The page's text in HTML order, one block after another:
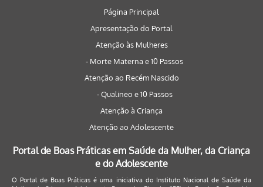
Página Principal
Apresentação do Portal
Atenção às Mulheres
- Morte Materna e 10 Passos
Atenção ao Recém Nascido
- Qualineo e 10 Passos
Atenção à Criança
Atenção ao Adolescente
Portal de Boas Práticas em Saúde da Mulher, da Criança
e do Adolescente
O Portal de Boas Práticas é uma iniciativa do Instituto Nacional de Saúde da